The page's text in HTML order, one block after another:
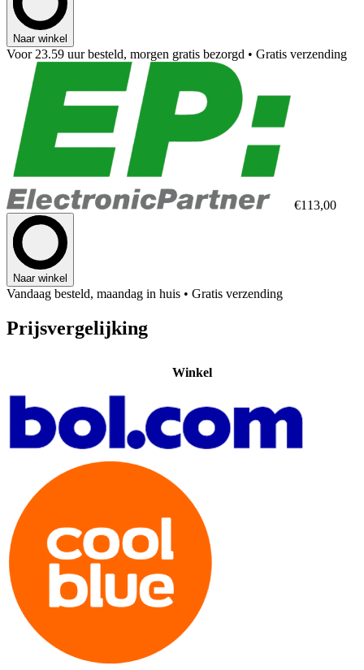
Naar winkel
Voor 23.59 uur besteld, morgen gratis bezorgd • Gratis verzending
€113,00
Naar winkel
Vandaag besteld, maandag in huis • Gratis verzending
Prijsvergelijking
Winkel